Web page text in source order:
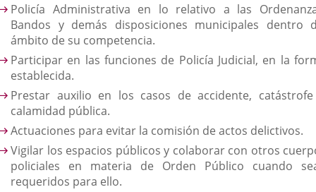
Policía Administrativa en lo relativo a las
Bandos y demás disposiciones municipales dentro
ámbito de su competencia.
Participar en las funciones de Policía Judicial, en la
establecida.
Prestar auxilio en los casos de accidente,
calamidad pública.
Actuaciones para evitar la comisión de actos delictivos.
Vigilar los espacios públicos y colaborar con otros
policiales en materia de Orden Público cuando
requeridos para ello.